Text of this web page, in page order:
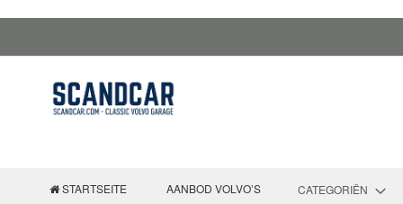
Inhalt
STARTSEITE AANBOD VOLVO’S CATEGORIËN